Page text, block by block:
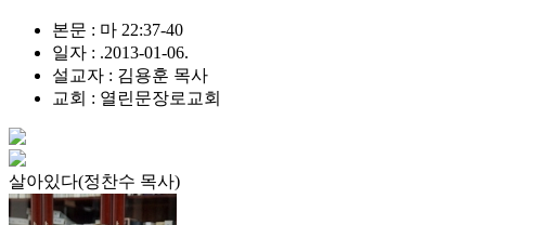
본문 : 마 22:37-40
일자 : .2013-01-06.
설교자 : 김용훈 목사
교회 : 열린문장로교회
살아있다(정찬수 목사)